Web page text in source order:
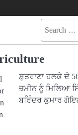
Search
ਸ਼ੁਤਰਾਣਾ ਹਲਕੇ ਦੇ
ਜ਼ਮੀਨ ਨੂੰ ਮਿਲਿਆ
ਬਰਿੰਦਰ ਕੁਮਾਰ